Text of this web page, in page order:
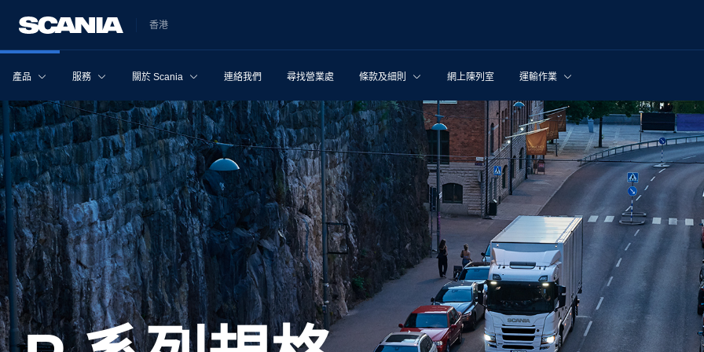
香港
產品 服務 關於 Scania 連絡我們 尋找營業處 條款及細則 網上陳列室 運輸作業